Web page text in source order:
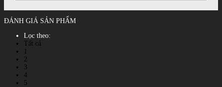
ĐÁNH GIÁ SẢN PHẨM
Lọc theo:
Tất cả
2
3
4
5